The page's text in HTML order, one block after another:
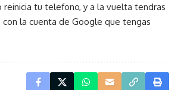
reinicia tu telefono, y a la vuelta tendras
con la cuenta de Google que tengas